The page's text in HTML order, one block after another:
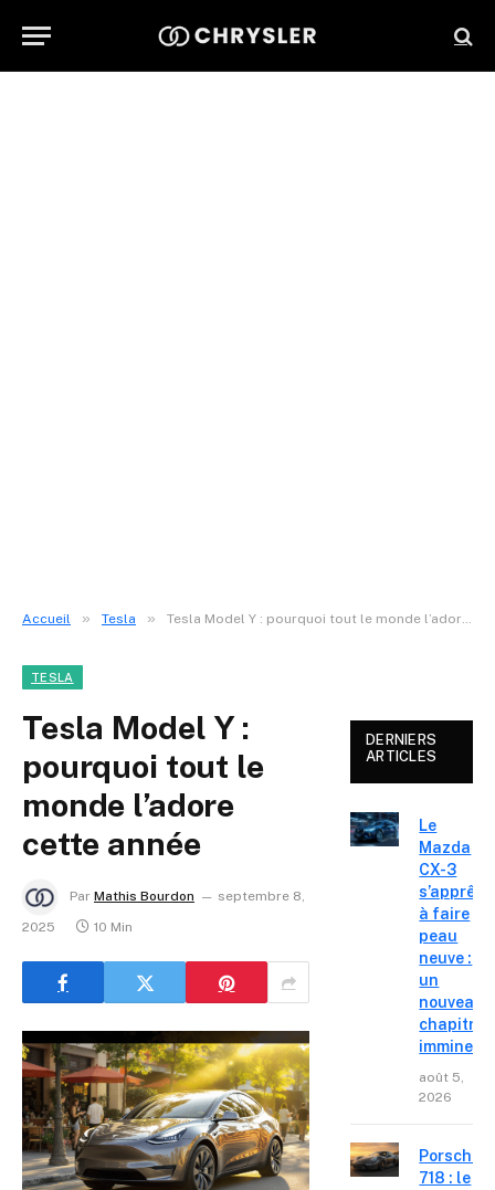
Accueil » Tesla » Tesla Model Y : pourquoi tout le monde l’adore cette année
TESLA
Tesla Model Y :
pourquoi tout le
monde l’adore
cette année
Par Mathis Bourdon
septembre 8,
2025
10 Min
DERNIERS
ARTICLES
Le
Mazda
CX-3
s’apprête
à faire
peau
neuve :
un
nouveau
chapitre
imminent
août 5,
2026
Porsche
718 : le